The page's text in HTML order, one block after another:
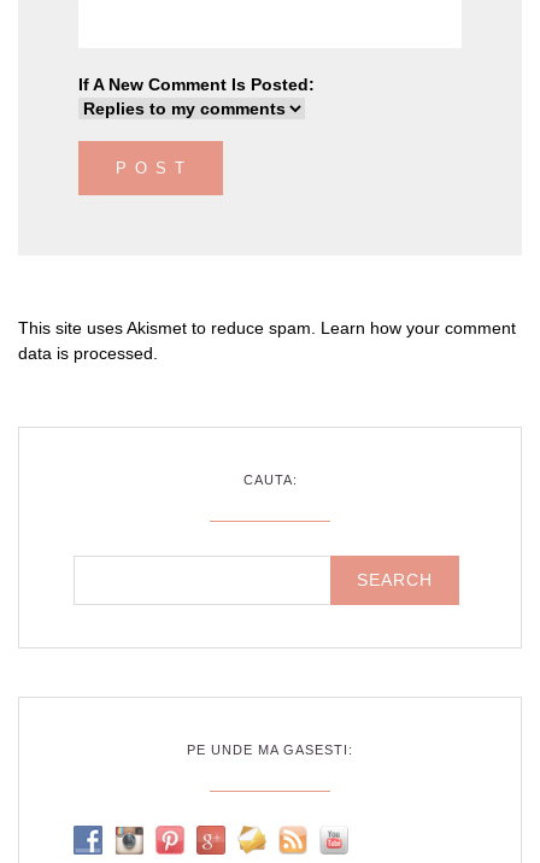
If A New Comment Is Posted:
This site uses Akismet to reduce spam. Learn how your comment
data is processed
CAUTA:
PE UNDE MA GASESTI: